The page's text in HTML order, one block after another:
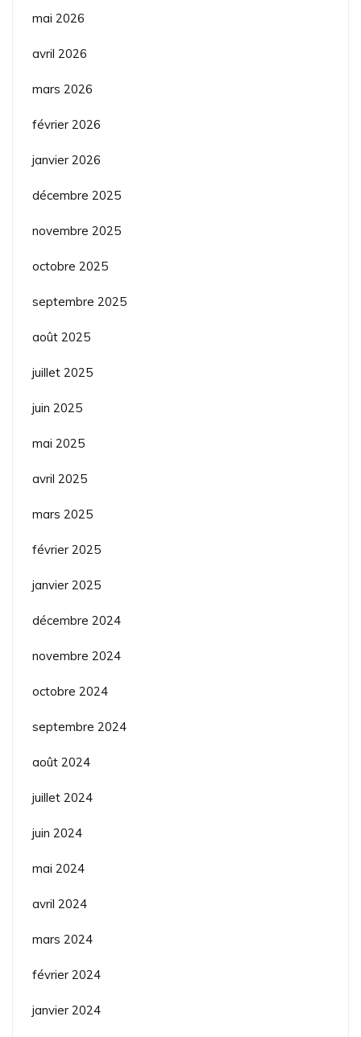
mai 2026
avril 2026
mars 2026
février 2026
janvier 2026
décembre 2025
novembre 2025
octobre 2025
septembre 2025
août 2025
juillet 2025
juin 2025
mai 2025
avril 2025
mars 2025
février 2025
janvier 2025
décembre 2024
novembre 2024
octobre 2024
septembre 2024
août 2024
juillet 2024
juin 2024
mai 2024
avril 2024
mars 2024
février 2024
janvier 2024